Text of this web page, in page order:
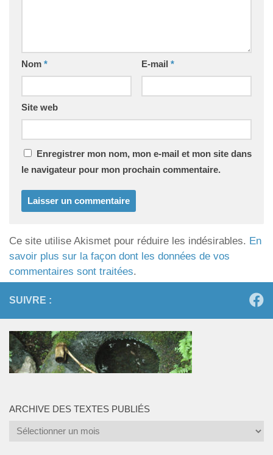
Nom * E-mail *
Site web
Enregistrer mon nom, mon e-mail et mon site dans
le navigateur pour mon prochain commentaire.
Ce site utilise Akismet pour réduire les indésirables. En
savoir plus sur la façon dont les données de vos
commentaires sont traitées.
SUIVRE :
ARCHIVE DES TEXTES PUBLIÉS
Archive